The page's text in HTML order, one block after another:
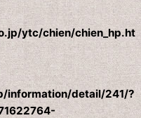
ytc/chien/chien_hp.ht
information/detail/241/?